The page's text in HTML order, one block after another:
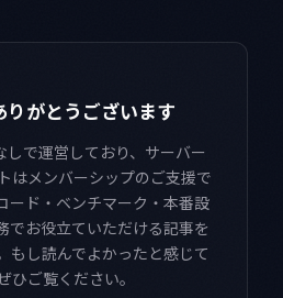
がとうございます
で運営しており、サーバー
はメンバーシップのご支援で
ード・ベンチマーク・本番設
でお役立ていただける記事を
もし読んでよかったと感じて
ひご覧ください。